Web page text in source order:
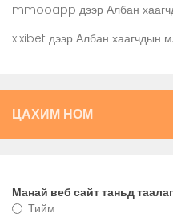
mmooapp дээр Албан
xixibet дээр Албан хаагчдын
ЦАХИМ НОМ
Манай веб сайт таньд
Тийм